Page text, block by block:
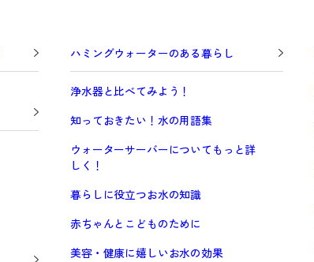
ハミングウォーターのある暮らし
浄水器と比べてみよう！
知っておきたい！水の用語集
ウォーターサーバーについてもっと詳
しく！
暮らしに役立つお水の知識
赤ちゃんとこどものために
美容・健康に嬉しいお水の効果